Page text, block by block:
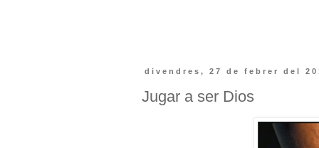
divendres, 27 de febrer del
Jugar a ser Dios